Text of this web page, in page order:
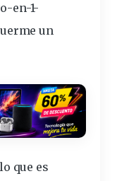
-en-1-
un
que es